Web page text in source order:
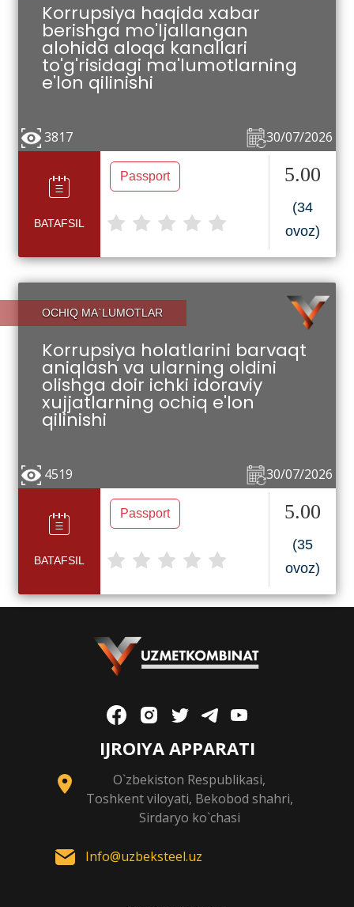
Korrupsiya haqida xabar
berishga mo'ljallangan
alohida aloqa kanallari
to'g'risidagi ma'lumotlarning
e'lon qilinishi
30/07/2026
3817
BATAFSIL
Passport 5.00
(34
ovoz)
OCHIQ MA`LUMOTLAR
Korrupsiya holatlarini barvaqt
aniqlash va ularning oldini
olishga doir ichki idoraviy
xujjatlarning ochiq e'lon
qilinishi
30/07/2026
4519
BATAFSIL
Passport 5.00
(35
ovoz)
IJROIYA APPARATI
O`zbekiston Respublikasi,
Toshkent viloyati, Bekobod shahri,
Sirdaryo ko`chasi
Info@uzbeksteel.uz